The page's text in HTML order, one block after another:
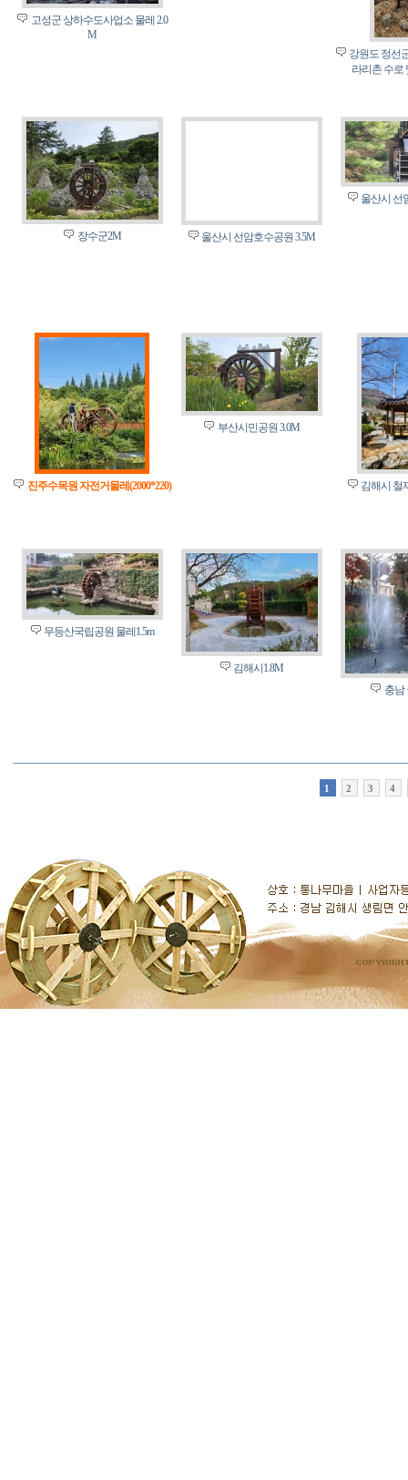
고성군 상하수도사업소 물레 2.0
M
강원도 정선
라리촌 수로
장수군2M 울산시 선암호수공원 3.5M
울산시 선
진주수목원 자전거물레(2000*220)
부산시민공원 3.0M
김해시 철
무등산국립공원 물레1.5m
김해시1.8M
충남
1 2 3 4